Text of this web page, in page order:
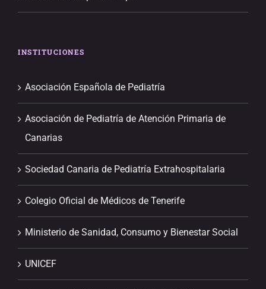
INSTITUCIONES
Asociación Española de Pediatría
Asociación de Pediatría de Atención Primaria de
Canarias
Sociedad Canaria de Pediatría Extrahospitalaria
Colegio Oficial de Médicos de Tenerife
Ministerio de Sanidad, Consumo y Bienestar Social
UNICEF